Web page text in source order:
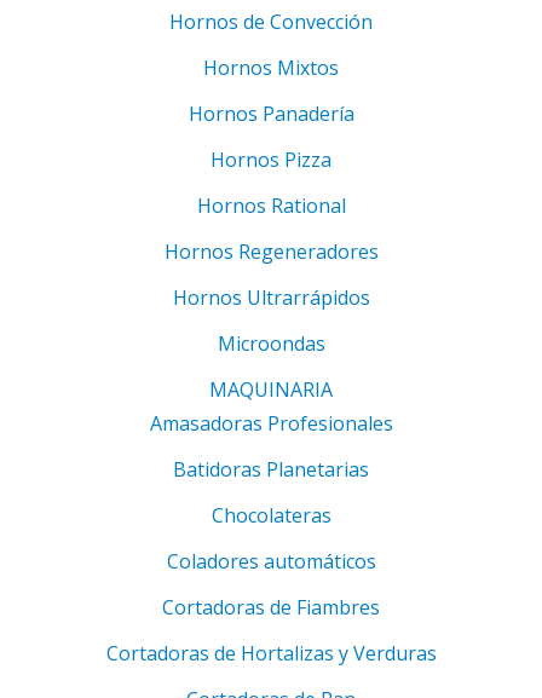
Hornos de Convección
Hornos Mixtos
Hornos Panadería
Hornos Pizza
Hornos Rational
Hornos Regeneradores
Hornos Ultrarrápidos
Microondas
MAQUINARIA
Amasadoras Profesionales
Batidoras Planetarias
Chocolateras
Coladores automáticos
Cortadoras de Fiambres
Cortadoras de Hortalizas y Verduras